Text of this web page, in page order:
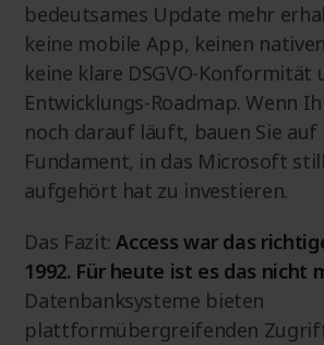
bedeutsames Update mehr
keine mobile App, keinen
keine klare DSGVO-Konformität
Entwicklungs-Roadmap. Wenn
noch darauf läuft, bauen Sie auf
Fundament, in das Microsoft
aufgehört hat zu investieren.
Das Fazit:Access war das
1992. Für heute ist es das nicht
Datenbanksysteme bieten
plattformübergreifenden